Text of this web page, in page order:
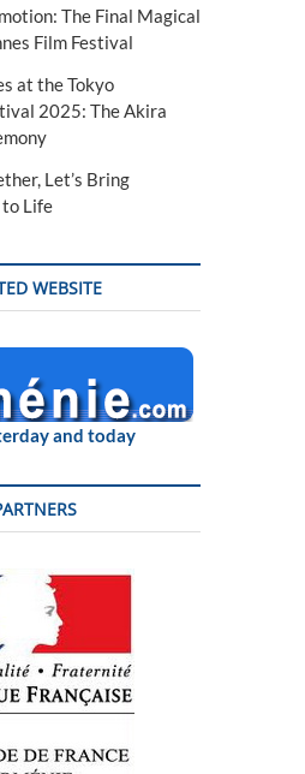
The Final Magical
Film Festival
at the Tokyo
2025: The Akira
Let’s Bring
to Life
WEBSITE
and today